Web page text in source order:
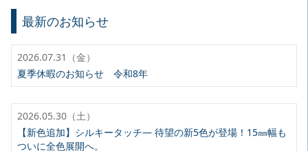
最新のお知らせ
2026.07.31（金）
夏季休暇のお知らせ 令和8年
2026.05.30（土）
【新色追加】シルキータッチ— 待望の新5色が登場！15㎜幅も
ついに全色展開へ。